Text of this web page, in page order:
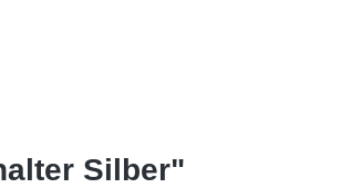
Silber"